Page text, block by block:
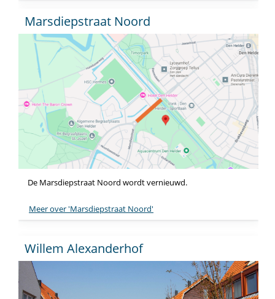
Marsdiepstraat Noord
De Marsdiepstraat Noord wordt vernieuwd.
Meer over 'Marsdiepstraat Noord'
Willem Alexanderhof